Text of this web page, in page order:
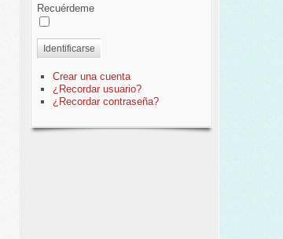
Recuérdeme
Identificarse
Crear una cuenta
¿Recordar usuario?
¿Recordar contraseña?